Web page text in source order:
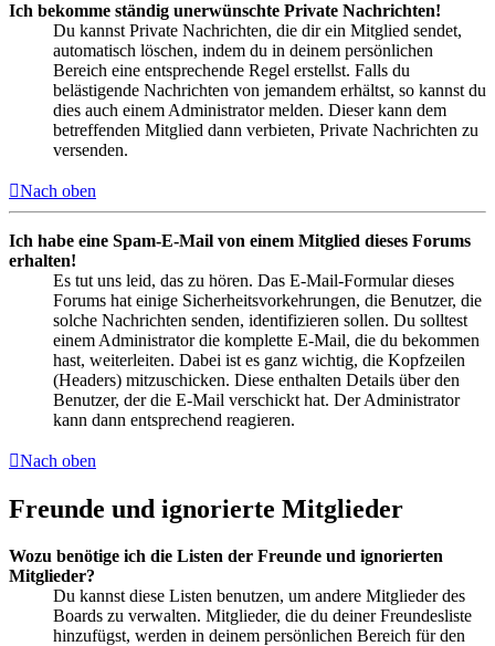
Ich bekomme ständig unerwünschte Private Nachrichten!
Du kannst Private Nachrichten, die dir ein Mitglied sendet,
automatisch löschen, indem du in deinem persönlichen
Bereich eine entsprechende Regel erstellst. Falls du
belästigende Nachrichten von jemandem erhältst, so kannst du
dies auch einem Administrator melden. Dieser kann dem
betreffenden Mitglied dann verbieten, Private Nachrichten zu
versenden.
Nach oben
Ich habe eine Spam-E-Mail von einem Mitglied dieses Forums
erhalten!
Es tut uns leid, das zu hören. Das E-Mail-Formular dieses
Forums hat einige Sicherheitsvorkehrungen, die Benutzer, die
solche Nachrichten senden, identifizieren sollen. Du solltest
einem Administrator die komplette E-Mail, die du bekommen
hast, weiterleiten. Dabei ist es ganz wichtig, die Kopfzeilen
(Headers) mitzuschicken. Diese enthalten Details über den
Benutzer, der die E-Mail verschickt hat. Der Administrator
kann dann entsprechend reagieren.
Nach oben
Freunde und ignorierte Mitglieder
Wozu benötige ich die Listen der Freunde und ignorierten
Mitglieder?
Du kannst diese Listen benutzen, um andere Mitglieder des
Boards zu verwalten. Mitglieder, die du deiner Freundesliste
hinzufügst, werden in deinem persönlichen Bereich für den